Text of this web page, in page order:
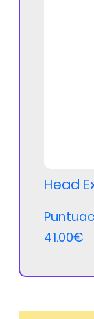
Head
41.00€